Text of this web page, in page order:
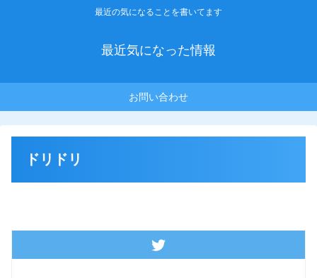
最近の気になることを書いてます
最近気になった情報
お問い合わせ
ドリドリ